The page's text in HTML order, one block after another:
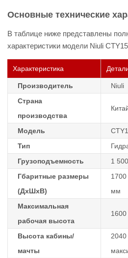
Основные технические
В таблице ниже представлены
характеристики модели Niuli
Характеристика
Производитель
Niuli
Страна
производства
Модель
Тип
Грузоподъемность
1
Гбаритные размеры
(ДхШхВ)
мм
Максимальная
рабочая высота
Высота кабины/
мачты